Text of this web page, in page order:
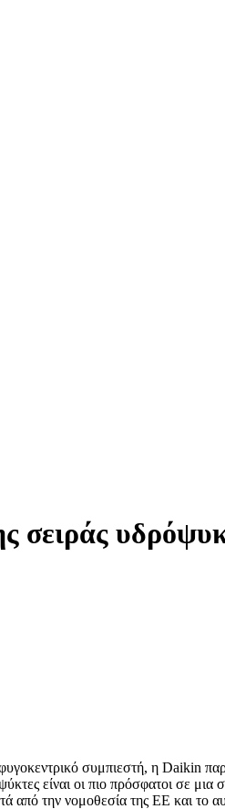
σειράς
συμπιεστή, η
είναι οι πιο πρόσφατοι σε
την νομοθεσία της ΕΕ και το